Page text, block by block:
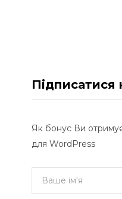
Підписатися
Як бонус Ви
для WordPress